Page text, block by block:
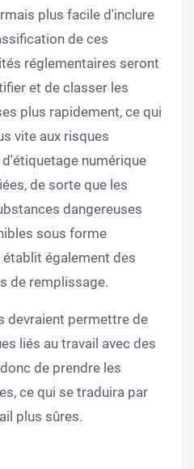
plus facile d'inclure
de ces
réglementaires seront
et de classer les
plus rapidement, ce qui
vite aux risques
numérique
de sorte que les
dangereuses
sous forme
également des
de remplissage.
devraient permettre de
liés au travail avec des
de prendre les
ce qui se traduira par
plus sûres.